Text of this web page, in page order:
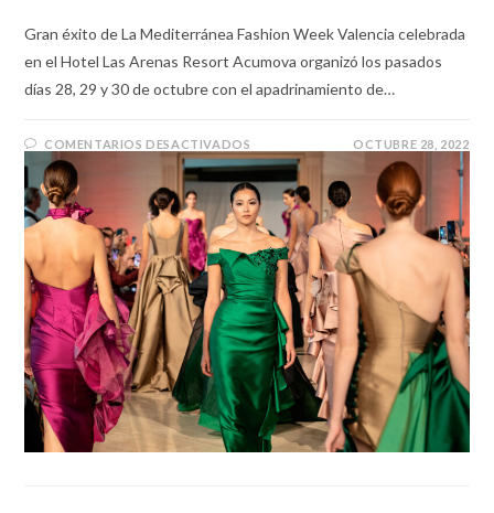
Gran éxito de La Mediterránea Fashion Week Valencia celebrada
en el Hotel Las Arenas Resort Acumova organizó los pasados
días 28, 29 y 30 de octubre con el apadrinamiento de…
COMENTARIOS DESACTIVADOS OCTUBRE 28, 2022